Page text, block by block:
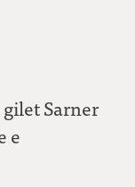
gilet Sarner
e